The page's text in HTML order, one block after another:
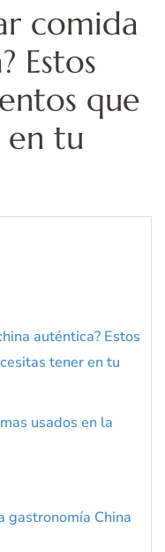
comida
Estos
que
en tu
auténtica? Estos
tener en tu
usados en la
gastronomía China